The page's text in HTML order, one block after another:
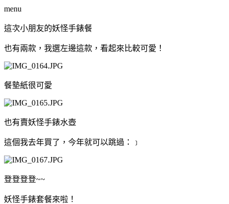
menu
這次小朋友的妖怪手錶餐
也有兩款，我選左邊這款，看起來比較可愛！
餐墊紙很可愛
也有賣妖怪手錶水壺
這個我去年買了，今年就可以跳過：﹞
登登登登~~
妖怪手錶套餐來啦！